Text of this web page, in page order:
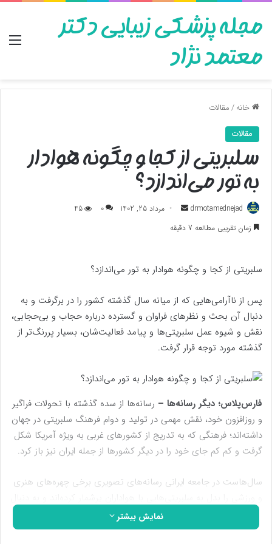
مجله پزشکی زیبایی دکتر
معتمد نژاد
خانه/مقالات
مقالات
سلبریتی از کجا و چگونه هوادار
به تور می‌اندازد؟
drmotamednejad
ارسال
به
مرداد 25, 1402 0
45
زمان تقریبی مطالعه 7 دقیقه
سلبریتی از کجا و چگونه هوادار به تور می‌اندازد؟
پس از ناآرامی‌هایی که از میانه سال گذشته کشور را در برگرفت و به
دنبال آن بحث و نظرهای فراوان و گسترده درباره حجاب و بی‌حجابی،
نقش و شیوه عمل سلبریتی‌ها و پیامد فعالیت‌شان، بسیار پررنگ‌تر از
گذشته مورد توجه قرار گرفت.
فارس‌پلاس؛ دیگر رسانه‌ها – رسانه‌ها از سده گذشته با تحولات فراگیر
و روزافزون خود، نقش مهمی در تولید و دوام فرهنگ سلبریتی در جهان
داشته‌اند؛ فرهنگی که به تدریج از کشورهای غربی به ویژه آمریکا شکل
گرفت و کم کم جای خود را در دیگر کشورها از جمله ایران نیز باز کرد.
سال‌هاست در جامعه ایرانی رسانه‌های تصویری برخی چهره‌های هنری
آن ظهور و گسترش شبکه‌های اجتماعی مجازی به فضای عمومی،
موجب ایجاد فضای رسانه‌ای غیررسمی و افزایش قدرت مخاطبان شده
نمایش بیشتر